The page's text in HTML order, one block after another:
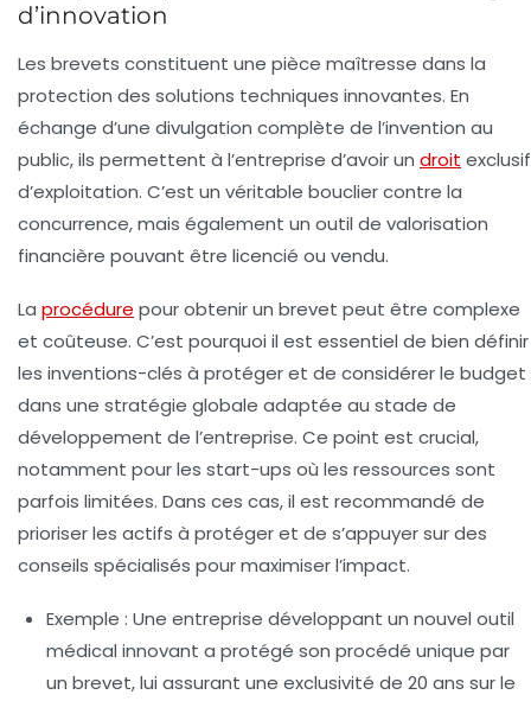
d’innovation
Les brevets constituent une pièce maîtresse dans la
protection des solutions techniques innovantes. En
échange d’une divulgation complète de l’invention au
public, ils permettent à l’entreprise d’avoir un droit exclusif
d’exploitation. C’est un véritable bouclier contre la
concurrence, mais également un outil de valorisation
financière pouvant être licencié ou vendu.
La procédure pour obtenir un brevet peut être complexe
et coûteuse. C’est pourquoi il est essentiel de bien définir
les inventions-clés à protéger et de considérer le budget
dans une stratégie globale adaptée au stade de
développement de l’entreprise. Ce point est crucial,
notamment pour les start-ups où les ressources sont
parfois limitées. Dans ces cas, il est recommandé de
prioriser les actifs à protéger et de s’appuyer sur des
conseils spécialisés pour maximiser l’impact.
Exemple : Une entreprise développant un nouvel outil
médical innovant a protégé son procédé unique par
un brevet, lui assurant une exclusivité de 20 ans sur le